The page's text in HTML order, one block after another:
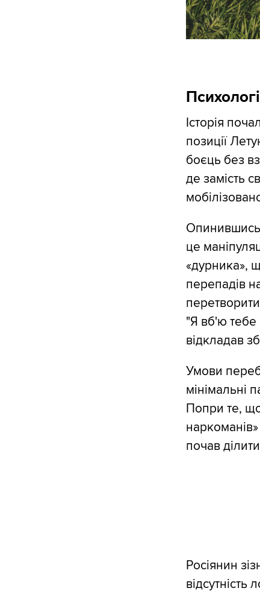
Історія
позиції
боєць без
де замість
Опинившись
це
«дурника»,
перепадів
"Я вб'ю тебе
відкладав
Умови
мінімальні
Попри те,
почав
Росіянин